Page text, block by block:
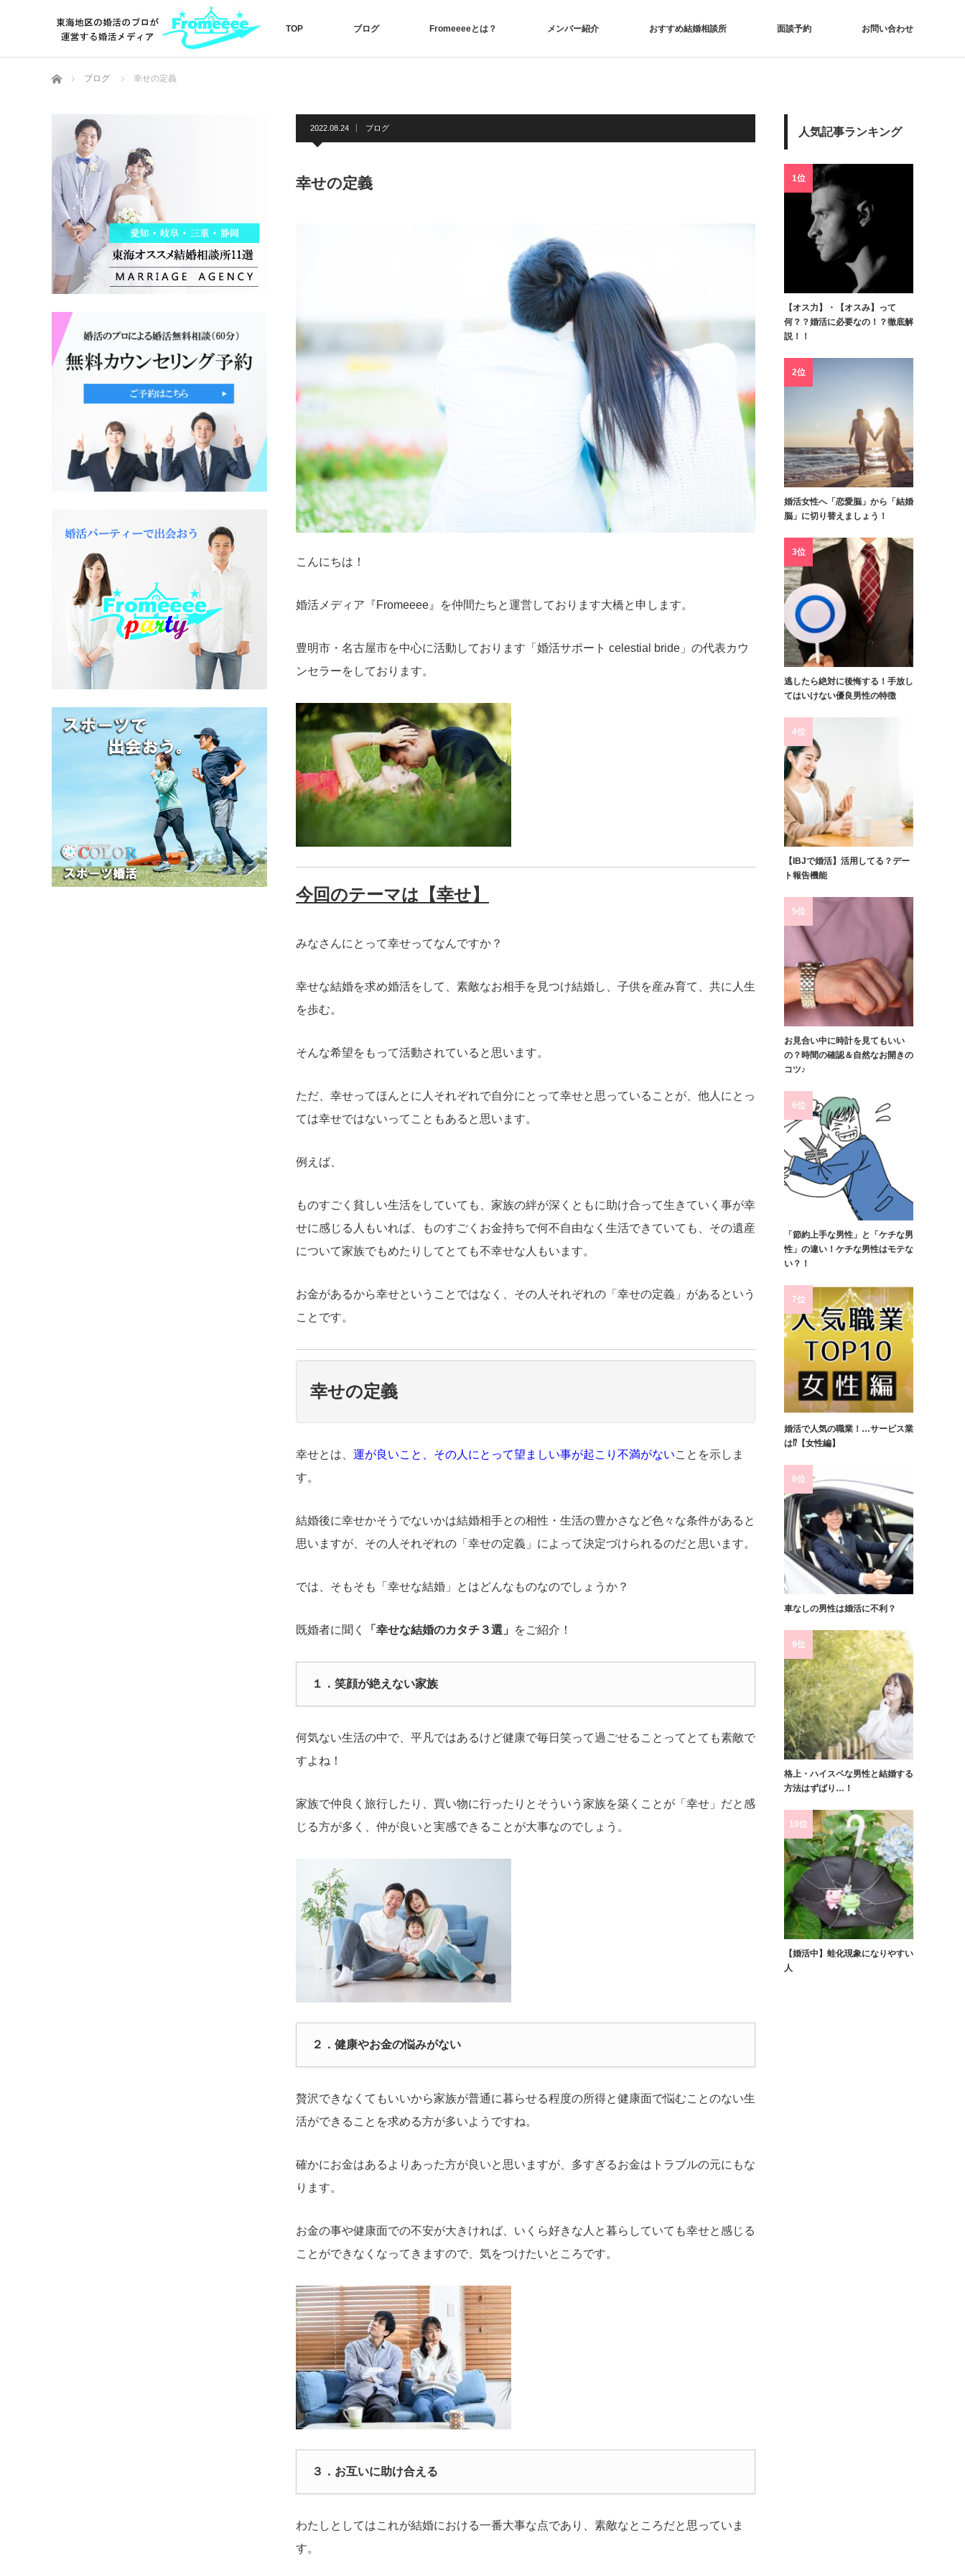
TOP ブログ Fromeeeeとは？ メンバー紹介 おすすめ結婚相談所 面談予約 お問い合わせ
ホーム ブログ 幸せの定義
2022.08.24 ブログ
幸せの定義
こんにちは！
婚活メディア『Fromeeee』を仲間たちと運営しております大橋と申します。
豊明市・名古屋市を中心に活動しております「婚活サポート celestial bride」の代表カウ
ンセラーをしております。
今回のテーマは【幸せ】
みなさんにとって幸せってなんですか？
幸せな結婚を求め婚活をして、素敵なお相手を見つけ結婚し、子供を産み育て、共に人生
を歩む。
そんな希望をもって活動されていると思います。
ただ、幸せってほんとに人それぞれで自分にとって幸せと思っていることが、他人にとっ
ては幸せではないってこともあると思います。
例えば、
ものすごく貧しい生活をしていても、家族の絆が深くともに助け合って生きていく事が幸
せに感じる人もいれば、ものすごくお金持ちで何不自由なく生活できていても、その遺産
について家族でもめたりしてとても不幸せな人もいます。
お金があるから幸せということではなく、その人それぞれの「幸せの定義」があるという
ことです。
幸せの定義
幸せとは、 運が良いこと、その人にとって望ましい事が起こり不満がないことを示しま
す。
結婚後に幸せかそうでないかは結婚相手との相性・生活の豊かさなど色々な条件があると
思いますが、その人それぞれの「幸せの定義」によって決定づけられるのだと思います。
では、そもそも「幸せな結婚」とはどんなものなのでしょうか？
既婚者に聞く 「幸せな結婚のカタチ３選」 をご紹介！
１．笑顔が絶えない家族
何気ない生活の中で、平凡ではあるけど健康で毎日笑って過ごせることってとても素敵で
すよね！
家族で仲良く旅行したり、買い物に行ったりとそういう家族を築くことが「幸せ」だと感
じる方が多く、仲が良いと実感できることが大事なのでしょう。
２．健康やお金の悩みがない
贅沢できなくてもいいから家族が普通に暮らせる程度の所得と健康面で悩むことのない生
活ができることを求める方が多いようですね。
確かにお金はあるよりあった方が良いと思いますが、多すぎるお金はトラブルの元にもな
ります。
お金の事や健康面での不安が大きければ、いくら好きな人と暮らしていても幸せと感じる
ことができなくなってきますので、気をつけたいところです。
３．お互いに助け合える
わたしとしてはこれが結婚における一番大事な点であり、素敵なところだと思っていま
す。
人気記事ランキング
1位
【オス力】・【オスみ】って
何？？婚活に必要なの！？徹底解
説！！
2位
婚活女性へ「恋愛脳」から「結婚
脳」に切り替えましょう！
3位
逃したら絶対に後悔する！手放し
てはいけない優良男性の特徴
4位
【IBJで婚活】活用してる？デー
ト報告機能
5位
お見合い中に時計を見てもいい
の？時間の確認＆自然なお開きの
コツ♪
6位
「節約上手な男性」と「ケチな男
性」の違い！ケチな男性はモテな
い？！
7位
婚活で人気の職業！…サービス業
は⁉【女性編】
8位
車なしの男性は婚活に不利？
9位
格上・ハイスペな男性と結婚する
方法はずばり…！
10位
【婚活中】蛙化現象になりやすい
人